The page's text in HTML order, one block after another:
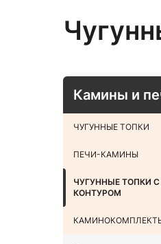
Камины и
ЧУГУННЫЕ ТОПКИ
ПЕЧИ-КАМИНЫ
ЧУГУННЫЕ ТОПКИ
КОНТУРОМ